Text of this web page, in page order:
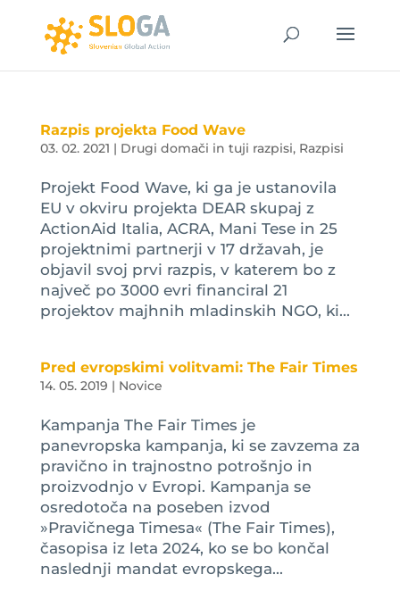
Razpis projekta Food Wave
03. 02. 2021 | Drugi domači in tuji razpisi, Razpisi
Projekt Food Wave, ki ga je ustanovila
EU v okviru projekta DEAR skupaj z
ActionAid Italia, ACRA, Mani Tese in 25
projektnimi partnerji v 17 državah, je
objavil svoj prvi razpis, v katerem bo z
največ po 3000 evri financiral 21
projektov majhnih mladinskih NGO, ki...
Pred evropskimi volitvami: The Fair Times
14. 05. 2019 | Novice
Kampanja The Fair Times je
panevropska kampanja, ki se zavzema za
pravično in trajnostno potrošnjo in
proizvodnjo v Evropi. Kampanja se
osredotoča na poseben izvod
»Pravičnega Timesa« (The Fair Times),
časopisa iz leta 2024, ko se bo končal
naslednji mandat evropskega...